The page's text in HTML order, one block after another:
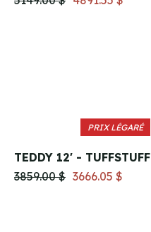
PRIX LÉGARÉ
TEDDY 12' - TUFFSTUFF
3859.00 $ 3666.05 $